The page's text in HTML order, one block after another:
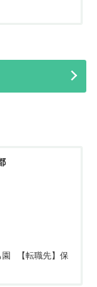
園 【転職先】保